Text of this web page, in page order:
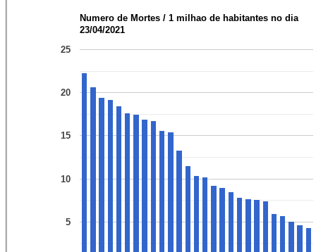
Numero de Mortes / 1 milhao de habitantes no dia
23/04/2021
5
10
15
20
25